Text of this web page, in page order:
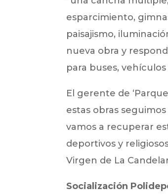
esparcimiento,
paisajismo,
nueva obra y
para buses,
El gerente de
estas obras
vamos a recuperar
deportivos y
Virgen de La
Socialización